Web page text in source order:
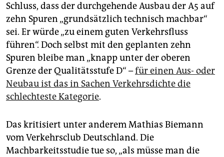
Schluss, dass der durchgehende Ausbau der A5 auf
zehn Spuren „grundsätzlich technisch machbar“
sei. Er würde „zu einem guten Verkehrsfluss
führen“. Doch selbst mit den geplanten zehn
Spuren bleibe man „knapp unter der oberen
Grenze der Qualitätsstufe D“ –für einen Aus- oder
Neubau ist das in Sachen Verkehrsdichte die
schlechteste Kategorie.
Das kritisiert unter anderem Mathias Biemann
vom Verkehrsclub Deutschland. Die
Machbarkeitsstudie tue so, „als müsse man die